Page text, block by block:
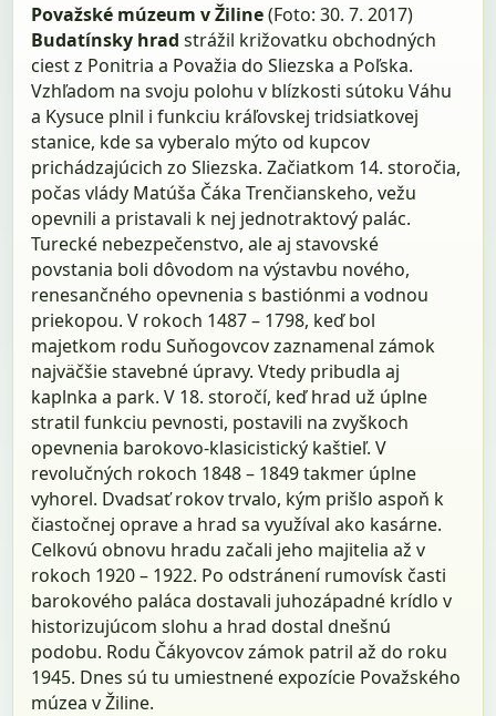
Považské múzeum v Žiline(Foto: 30. 7. 2017)
Budatínsky hrad strážil križovatku obchodných
ciest z Ponitria a Považia do Sliezska a Poľska.
Vzhľadom na svoju polohu v blízkosti sútoku Váhu
a Kysuce plnil i funkciu kráľovskej tridsiatkovej
stanice, kde sa vyberalo mýto od kupcov
prichádzajúcich zo Sliezska. Začiatkom 14. storočia,
počas vlády Matúša Čáka Trenčianskeho, vežu
opevnili a pristavali k nej jednotraktový palác.
Turecké nebezpečenstvo, ale aj stavovské
povstania boli dôvodom na výstavbu nového,
renesančného opevnenia s bastiónmi a vodnou
priekopou. V rokoch 1487 – 1798, keď bol
majetkom rodu Suňogovcov zaznamenal zámok
najväčšie stavebné úpravy. Vtedy pribudla aj
kaplnka a park. V 18. storočí, keď hrad už úplne
stratil funkciu pevnosti, postavili na zvyškoch
opevnenia barokovo-klasicistický kaštieľ. V
revolučných rokoch 1848 – 1849 takmer úplne
vyhorel. Dvadsať rokov trvalo, kým prišlo aspoň k
čiastočnej oprave a hrad sa využíval ako kasárne.
Celkovú obnovu hradu začali jeho majitelia až v
rokoch 1920 – 1922. Po odstránení rumovísk časti
barokového paláca dostavali juhozápadné krídlo v
historizujúcom slohu a hrad dostal dnešnú
podobu. Rodu Čákyovcov zámok patril až do roku
1945. Dnes sú tu umiestnené expozície Považského
múzea v Žiline.